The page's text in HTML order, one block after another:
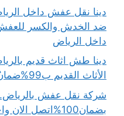
ضد الخدش والكسر
داخل الرياض
دينا طش اثاث قديم
الأثاث القديم ب99%ضمانُ السرعةِ والأمان
شركة نقل عفش
بضمان100%اتصل الان واحصل على خصم40%